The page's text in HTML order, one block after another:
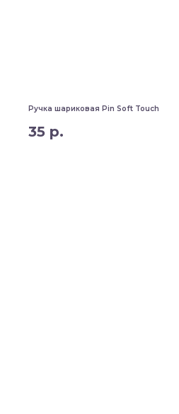
Ручка шариковая Pin Soft Touch
35 р.